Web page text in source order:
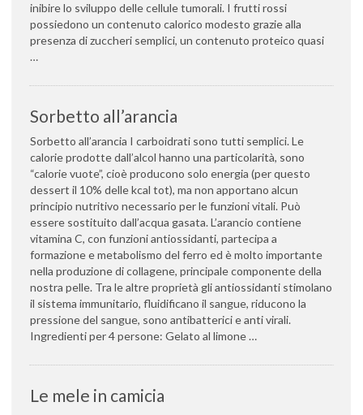
inibire lo sviluppo delle cellule tumorali. I frutti rossi
possiedono un contenuto calorico modesto grazie alla
presenza di zuccheri semplici, un contenuto proteico quasi
…
Sorbetto all’arancia
Sorbetto all’arancia I carboidrati sono tutti semplici. Le
calorie prodotte dall’alcol hanno una particolarità, sono
“calorie vuote”, cioè producono solo energia (per questo
dessert il 10% delle kcal tot), ma non apportano alcun
principio nutritivo necessario per le funzioni vitali. Può
essere sostituito dall’acqua gasata. L’arancio contiene
vitamina C, con funzioni antiossidanti, partecipa a
formazione e metabolismo del ferro ed è molto importante
nella produzione di collagene, principale componente della
nostra pelle. Tra le altre proprietà gli antiossidanti stimolano
il sistema immunitario, fluidificano il sangue, riducono la
pressione del sangue, sono antibatterici e anti virali.
Ingredienti per 4 persone: Gelato al limone …
Le mele in camicia